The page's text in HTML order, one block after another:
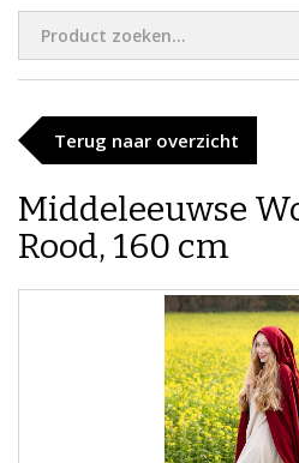
Terug naar overzicht
Middeleeuwse
Rood, 160 cm